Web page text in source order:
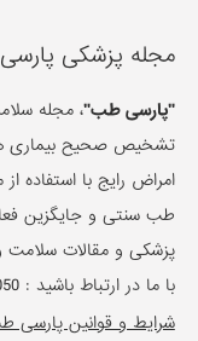
مجله پزشکی
"پارسی طب"، مجله
تشخیص صحیح بیماری ها
امراض رایج با استفاده
طب سنتی و جایگزین
پزشکی و مقالات سلامت
با ما در ارتباط باشید :
شرایط و قوانین پارسی